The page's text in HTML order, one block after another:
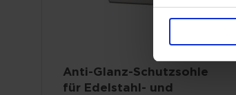
Anti-Glanz-Schutzsohle
für Edelstahl- und